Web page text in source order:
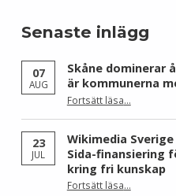
Senaste inlägg
07
AUG
Skåne dominerar
är kommunerna
Fortsätt läsa“Skåne dominerar årets Wiki Loves Earth – här är kommunerna med flest bilder”
…
23
JUL
Wikimedia
Sida-finansiering
kring fri kunskap
Fortsätt läsa“Wikimedia Sverige och Wikimedia Brasil får Sida-finansiering för att stärka civilsamhället kring fri kunskap”
…